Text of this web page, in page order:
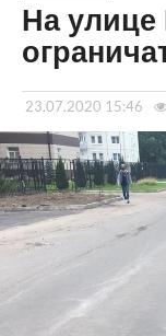
На улице
23.07.2020 15:46